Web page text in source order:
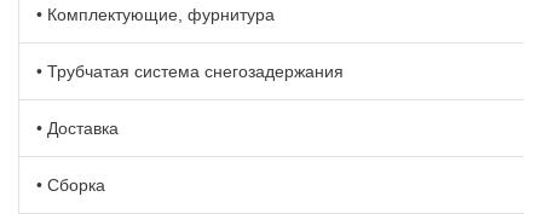
• Комплектующие, фурнитура
• Трубчатая система снегозадержания
• Доставка
• Сборка